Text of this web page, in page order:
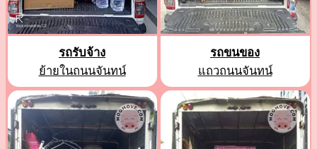
รถรับจ้าง
ย้ายในถนนจันทน์
รถขนของ
แถวถนนจันทน์